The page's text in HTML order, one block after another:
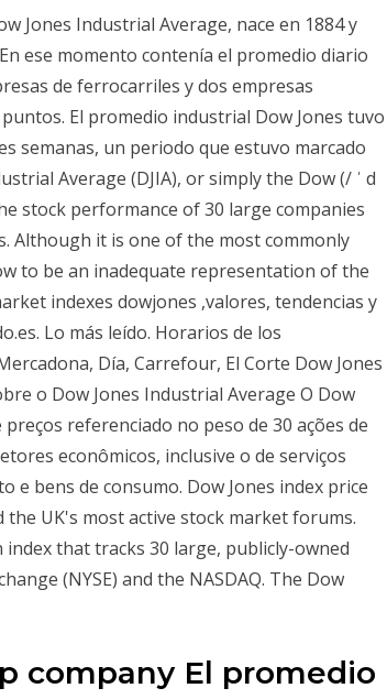
Jones Industrial Average, nace en 1884 y
ese momento contenía el promedio diario
de ferrocarriles y dos empresas
El promedio industrial Dow Jones tuvo
semanas, un periodo que estuvo marcado
Average (DJIA), or simply the Dow (/ ˈ d
stock performance of 30 large companies
Although it is one of the most commonly
to be an inadequate representation of the
indexes dowjones ,valores, tendencias y
Lo más leído. Horarios de los
Día, Carrefour, El Corte Dow Jones
o Dow Jones Industrial Average O Dow
referenciado no peso de 30 ações de
econômicos, inclusive o de serviços
bens de consumo. Dow Jones index price
the UK's most active stock market forums.
index that tracks 30 large, publicly-owned
(NYSE) and the NASDAQ. The Dow
company El promedio